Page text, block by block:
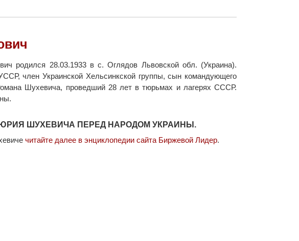
родился 28.03.1933 в с. Оглядов Львовской обл. (Украина).
член Украинской Хельсинкской группы, сын командующего
Шухевича, проведший 28 лет в тюрьмах и лагерях СССР.
ШУХЕВИЧА ПЕРЕД НАРОДОМ УКРАИНЫ.
читайте далее в энциклопедии сайта Биржевой Лидер.